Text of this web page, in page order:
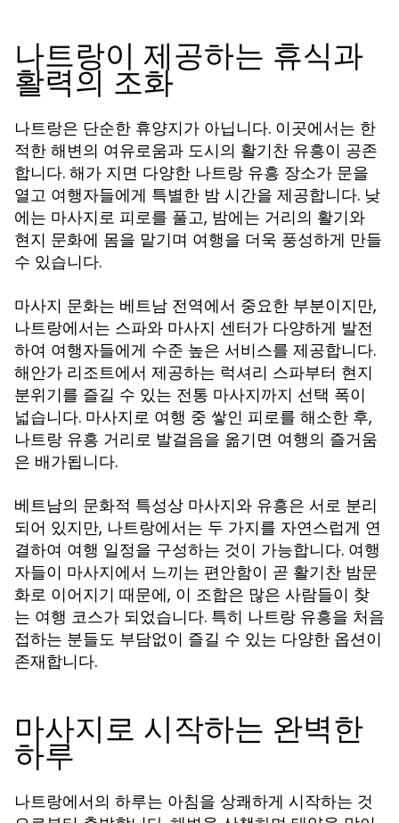
나트랑이 제공하는 휴식과
활력의 조화
나트랑은 단순한 휴양지가 아닙니다. 이곳에서는 한
적한 해변의 여유로움과 도시의 활기찬 유흥이 공존
합니다. 해가 지면 다양한 나트랑 유흥 장소가 문을
열고 여행자들에게 특별한 밤 시간을 제공합니다. 낮
에는 마사지로 피로를 풀고, 밤에는 거리의 활기와
현지 문화에 몸을 맡기며 여행을 더욱 풍성하게 만들
수 있습니다.
마사지 문화는 베트남 전역에서 중요한 부분이지만,
나트랑에서는 스파와 마사지 센터가 다양하게 발전
하여 여행자들에게 수준 높은 서비스를 제공합니다.
해안가 리조트에서 제공하는 럭셔리 스파부터 현지
분위기를 즐길 수 있는 전통 마사지까지 선택 폭이
넓습니다. 마사지로 여행 중 쌓인 피로를 해소한 후,
나트랑 유흥 거리로 발걸음을 옮기면 여행의 즐거움
은 배가됩니다.
베트남의 문화적 특성상 마사지와 유흥은 서로 분리
되어 있지만, 나트랑에서는 두 가지를 자연스럽게 연
결하여 여행 일정을 구성하는 것이 가능합니다. 여행
자들이 마사지에서 느끼는 편안함이 곧 활기찬 밤문
화로 이어지기 때문에, 이 조합은 많은 사람들이 찾
는 여행 코스가 되었습니다. 특히 나트랑 유흥을 처음
접하는 분들도 부담없이 즐길 수 있는 다양한 옵션이
존재합니다.
마사지로 시작하는 완벽한
하루
나트랑에서의 하루는 아침을 상쾌하게 시작하는 것